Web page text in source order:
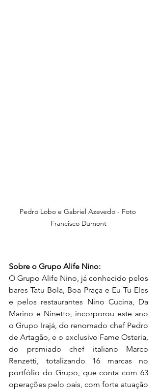
Pedro Lobo e Gabriel Azevedo - Foto
Francisco Dumont
Sobre o Grupo Alife Nino:
O Grupo Alife Nino, já conhecido pelos
bares Tatu Bola, Boa Praça e Eu Tu Eles
e pelos restaurantes Nino Cucina, Da
Marino e Ninetto, incorporou este ano
o Grupo Irajá, do renomado chef Pedro
de Artagão, e o exclusivo Fame Osteria,
do premiado chef italiano Marco
Renzetti, totalizando 16 marcas no
portfólio do Grupo, que conta com 63
operações pelo país, com forte atuação